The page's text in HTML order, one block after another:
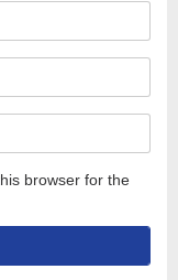
browser for the